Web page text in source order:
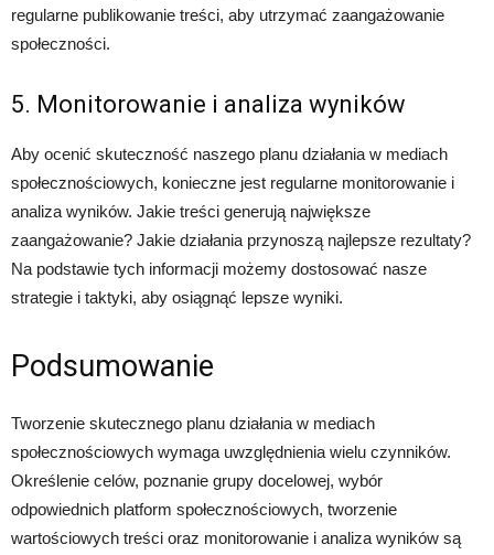
regularne publikowanie treści, aby utrzymać zaangażowanie
społeczności.
5. Monitorowanie i analiza wyników
Aby ocenić skuteczność naszego planu działania w mediach
społecznościowych, konieczne jest regularne monitorowanie i
analiza wyników. Jakie treści generują największe
zaangażowanie? Jakie działania przynoszą najlepsze rezultaty?
Na podstawie tych informacji możemy dostosować nasze
strategie i taktyki, aby osiągnąć lepsze wyniki.
Podsumowanie
Tworzenie skutecznego planu działania w mediach
społecznościowych wymaga uwzględnienia wielu czynników.
Określenie celów, poznanie grupy docelowej, wybór
odpowiednich platform społecznościowych, tworzenie
wartościowych treści oraz monitorowanie i analiza wyników są